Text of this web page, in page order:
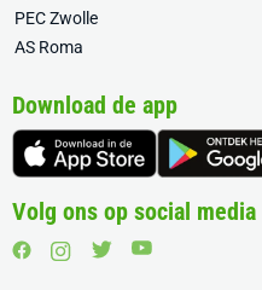
PEC Zwolle
AS Roma
Download de app
Volg ons op social media